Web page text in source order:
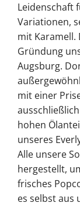
Leidenschaft
Variationen,
mit Karamell.
Gründung
Augsburg.
mit einer
hohen
unseres
Alle unsere
hergestellt,
frisches
es selbst aus